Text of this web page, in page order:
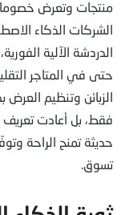
منتجات وتعرض
الشركات الذكاء
الدردشة الآلية
حتى في المتاجر
الزبائن وتنظيم العرض
فقط، بل أعادت تعريف
حديثة تمنح الراحة
تسوق.